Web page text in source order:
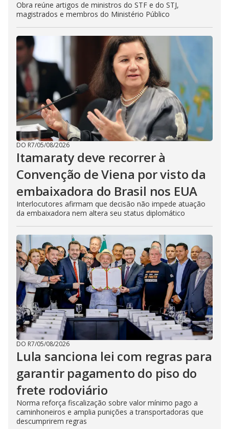
Obra reúne artigos de ministros do STF e do STJ,
magistrados e membros do Ministério Público
DO R7/05/08/2026
Itamaraty deve recorrer à
Convenção de Viena por visto da
embaixadora do Brasil nos EUA
Interlocutores afirmam que decisão não impede atuação
da embaixadora nem altera seu status diplomático
DO R7/05/08/2026
Lula sanciona lei com regras para
garantir pagamento do piso do
frete rodoviário
Norma reforça fiscalização sobre valor mínimo pago a
caminhoneiros e amplia punições a transportadoras que
descumprirem regras